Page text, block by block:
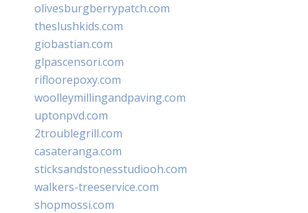
olivesburgberrypatch.com
theslushkids.com
giobastian.com
glpascensori.com
rifloorepoxy.com
woolleymillingandpaving.com
uptonpvd.com
2troublegrill.com
casateranga.com
sticksandstonesstudiooh.com
walkers-treeservice.com
shopmossi.com